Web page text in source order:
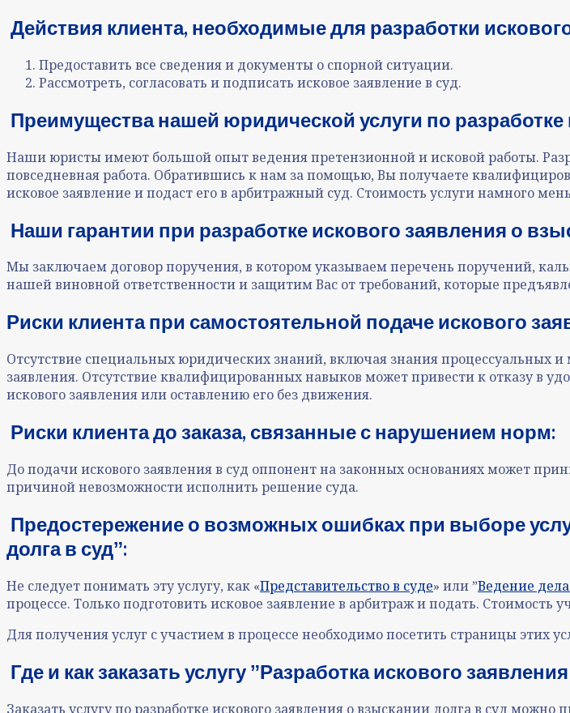
Действия клиента, необходимые для разработки
Предоставить все сведения и документы о спорной ситуации.
Рассмотреть, согласовать и подписать исковое заявление в суд.
Преимущества нашей юридической услуги по разработке
Наши юристы имеют большой опыт ведения претензионной и исковой работы.
повседневная работа. Обратившись к нам за помощью, Вы получаете
исковое заявление и подаст его в арбитражный суд. Стоимость услуги намного
Наши гарантии при разработке искового заявления о
Мы заключаем договор поручения, в котором указываем перечень поручений,
нашей виновной ответственности и защитим Вас от требований, которые
Риски клиента при самостоятельной подаче искового
Отсутствие специальных юридических знаний, включая знания процессуальных
заявления. Отсутствие квалифицированных навыков может привести к отказу в
искового заявления или оставлению его без движения.
Риски клиента до заказа, связанные с нарушением норм:
До подачи искового заявления в суд оппонент на законных основаниях может
причиной невозможности исполнить решение суда.
Предостережение о возможных ошибках при выборе
долга в судˮ:
Не следует понимать эту услугу, как «Представительство в суде» или ˮВедение
процессе. Только подготовить исковое заявление в арбитраж и подать. Стоимость
Для получения услуг с участием в процессе необходимо посетить страницы этих
Где и как заказать услугу ˮРазработка искового
Заказать услугу по разработке искового заявления о взыскании долга в суд